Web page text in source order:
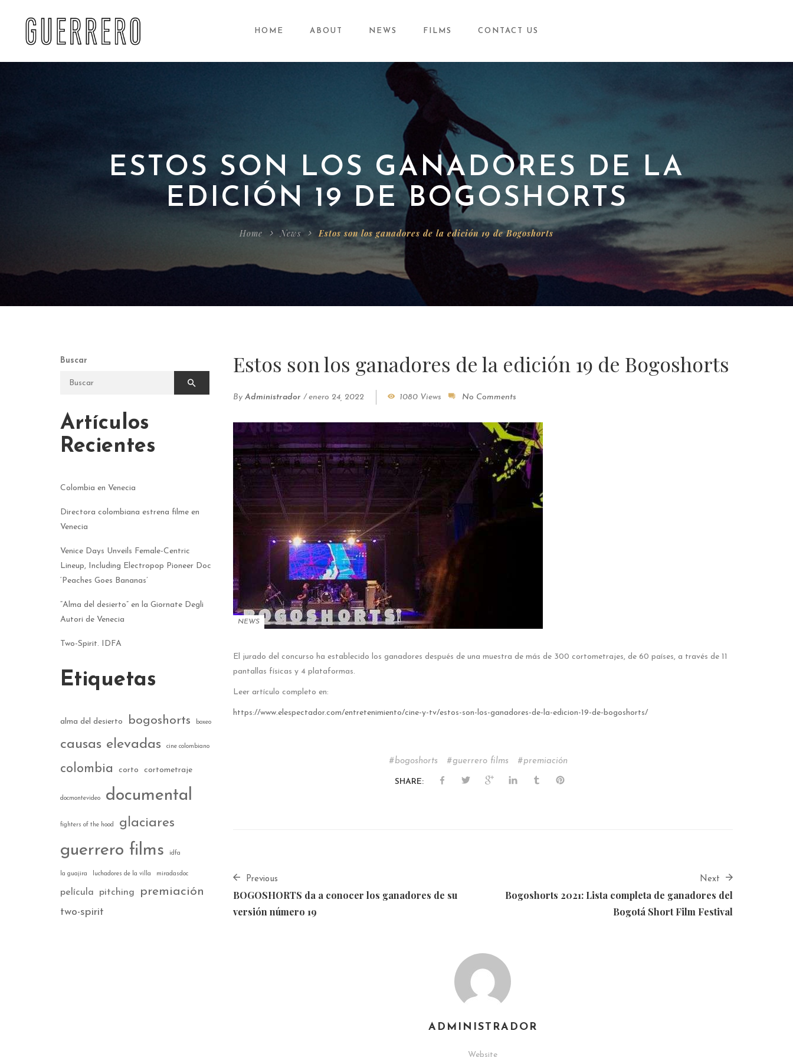
HOME ABOUT NEWS FILMS CONTACT US
ESTOS SON LOS GANADORES DE LA
EDICIÓN 19 DE BOGOSHORTS
Home News Estos son los ganadores de la edición 19 de Bogoshorts
Estos son los ganadores de la edición 19 de Bogoshorts
By Administrador / enero 24, 2022 1080 Views No Comments
NEWS
El jurado del concurso ha establecido los ganadores después de una muestra de más de 300 cortometrajes, de 60 países, a través de 11
pantallas físicas y 4 plataformas.
Leer artículo completo en:
https://www.elespectador.com/entretenimiento/cine-y-tv/estos-son-los-ganadores-de-la-edicion-19-de-bogoshorts/
bogoshorts guerrero films premiación
SHARE:
Previous
BOGOSHORTS da a conocer los ganadores de su
versión número 19
Next
Bogoshorts 2021: Lista completa de ganadores del
Bogotá Short Film Festival
ADMINISTRADOR
Website
Buscar
Artículos
Recientes
Colombia en Venecia
Directora colombiana estrena filme en
Venecia
Venice Days Unveils Female-Centric
Lineup, Including Electropop Pioneer Doc
‘Peaches Goes Bananas’
“Alma del desierto” en la Giornate Degli
Autori de Venecia
Two-Spirit. IDFA
Etiquetas
alma del desierto bogoshorts boxeo
causas elevadas cine colombiano
colombia corto cortometraje
docmontevideo documental
fighters of the hood glaciares
guerrero films idfa
la guajira luchadores de la villa miradasdoc
película pitching premiación
two-spirit